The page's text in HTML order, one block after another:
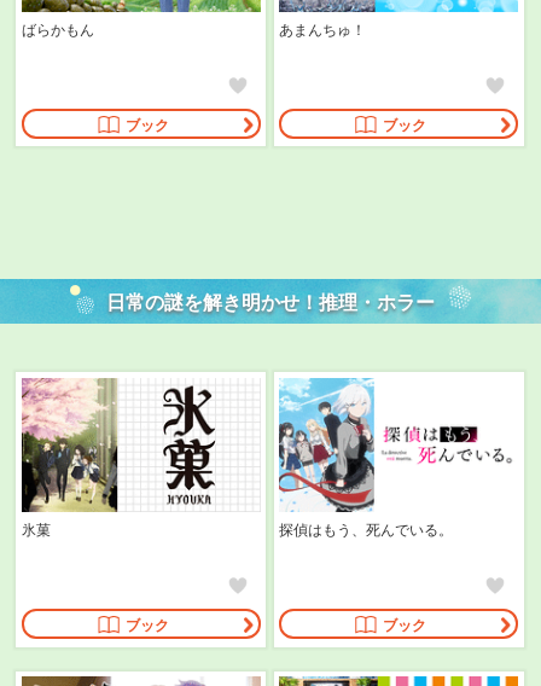
ばらかもん
ブック
あまんちゅ！
ブック
日常の謎を解き明かせ！推理・ホラー
氷菓
ブック
探偵はもう、死んでいる。
ブック